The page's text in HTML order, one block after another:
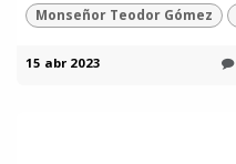
Monseñor Teodor Gómez
15 abr 2023